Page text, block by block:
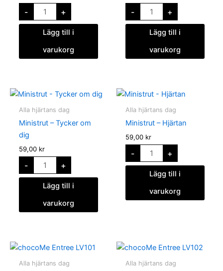
- +
Lägg till i
varukorg
- +
Lägg till i
varukorg
Alla hjärtans dag
Ministrut – Tycker om
dig
59,00 kr
-
Ministrut
-
Tycker
om
dig
mängd
+
Lägg till i
varukorg
Alla hjärtans dag
Ministrut – Hjärtan
59,00 kr
-
Ministrut
-
Hjärtan
mängd
+
Lägg till i
varukorg
Alla hjärtans dag
chocoMe
Chokladkaka
Entrée
Dark Alla hjärtans dag
chocoMe
Chokladkaka
Entrée
Ljus